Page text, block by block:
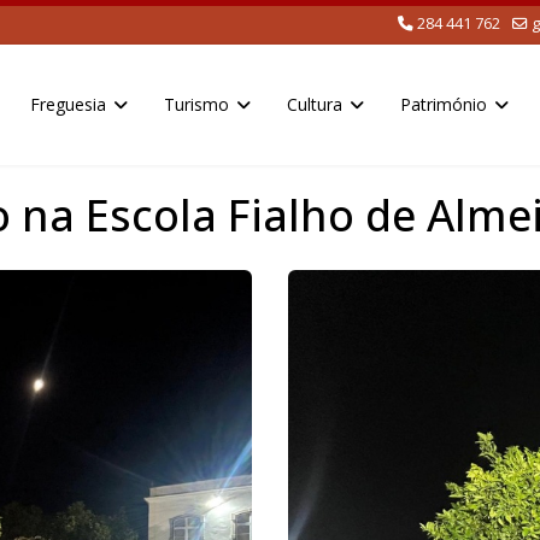
284 441 762
Freguesia Turismo Cultura Património
Escola Fialho de